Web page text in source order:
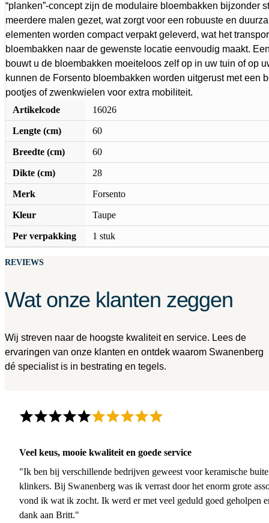
“planken”-concept zijn de modulaire bloembakken bijzonder
meerdere malen gezet, wat zorgt voor een robuuste en
elementen worden compact verpakt geleverd, wat het
bloembakken naar de gewenste locatie eenvoudig maakt.
bouwt u de bloembakken moeiteloos zelf op in uw tuin of op
kunnen de Forsento bloembakken worden uitgerust met een
pootjes of zwenkwielen voor extra mobiliteit.
Artikelcode
16026
Lengte (cm) 60
Breedte (cm) 60
Dikte (cm) 28
Merk Forsento
Kleur Taupe
Per verpakking 1 stuk
REVIEWS
Wat onze klanten zeggen
Wij streven naar de hoogste kwaliteit en service. Lees de
ervaringen van onze klanten en ontdek waarom Swanenberg
dé specialist is in bestrating en tegels.
Veel keus, mooie kwaliteit en goede service
"Ik ben bij verschillende bedrijven geweest voor keramische
klinkers. Bij Swanenberg was ik verrast door het enorm grote
vond ik wat ik zocht. Ik werd er met veel geduld goed geholpen
dank aan Britt."